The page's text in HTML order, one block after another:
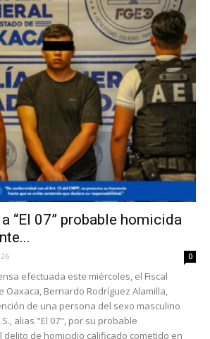
a “El 07” probable homicida
0
efectuada este miércoles, el Fiscal
Oaxaca, Bernardo Rodríguez Alamilla,
de una persona del sexo masculino
alias "El 07", por su probable
de homicidio calificado cometido en